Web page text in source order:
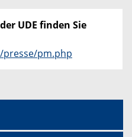
UDE finden Sie
pm.php